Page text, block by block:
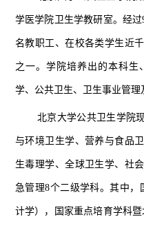
学医学院卫生学教研室。经
名教职工、在校各类学生近
之一。学院培养出的本科生
学、公共卫生、卫生事业管理
北京大学公共卫生学院
与环境卫生学、营养与食品
生毒理学、全球卫生学、社
急管理8个二级学科。其中，
计学），国家重点培育学科